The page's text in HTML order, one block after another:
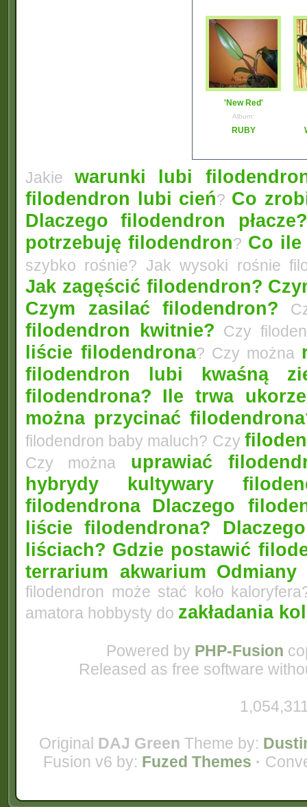
'New Red'
Album:
RUBY
Jakie warunki lubi
filodendron lubi cień? Co
Dlaczego filodendron
potrzebuję filodendron? Co ile
szybko rośnie? Jak wysoki rośnie
Jak zagęścić filodendron?
Czym zasilać filodendron?
filodendron kwitnie? Czy
liście filodendrona? Czy można
filodendron lubi kwaśną
filodendrona? Ile trwa
można przycinać
filodendron baby maluch? Czy
Czy można uprawiać
hybrydy kultywary
filodendrona Dlaczego
liście filodendrona?
liściach? Gdzie postawić
terrarium akwarium
filodendron może stać koło
amatora hobbysty do zakładania
Powered by PHP-Fusion
Released as free software
Original DAJ Green Theme by:
Fusion v6 by: Fuzed Themes ·